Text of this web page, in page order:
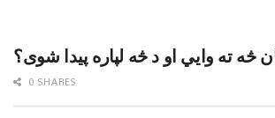
څه ته وایي او د څه لپاره پیدا شوی؟
0 SHARES